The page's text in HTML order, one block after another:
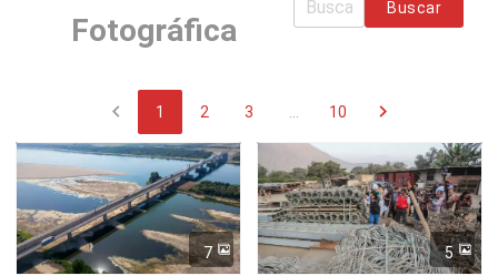
Fotográfica
Buscar
chevron_left 1 2 3 10 chevron_right
7 5